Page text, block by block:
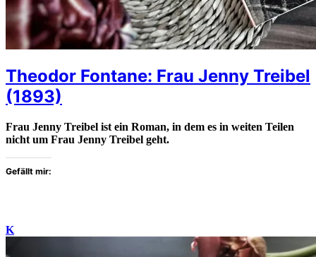
Theodor Fontane: Frau Jenny Treibel
(1893)
Frau Jenny Treibel ist ein Roman, in dem es in weiten Teilen
nicht um Frau Jenny Treibel geht.
Gefällt mir:
K